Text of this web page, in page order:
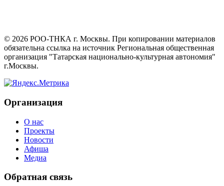
© 2026 РОО-ТНКА г. Москвы. При копировании материалов
обязательна ссылка на источник Региональная общественная
организация "Татарская национально-культурная автономия"
г.Москвы.
Организация
О нас
Проекты
Новости
Афиша
Медиа
Обратная связь